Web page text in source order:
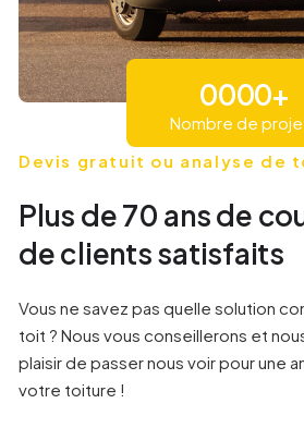
0
1
9
1
0
1
2
3
4
0
1
2
3
4
0
1
2
3
4
+
Nombre de
Devis gratuit ou analyse de
Plus de 70 ans de
de clients satisfaits
Vous ne savez pas quelle solution
toit ? Nous vous conseillerons et
plaisir de passer nous voir pour une
votre toiture !